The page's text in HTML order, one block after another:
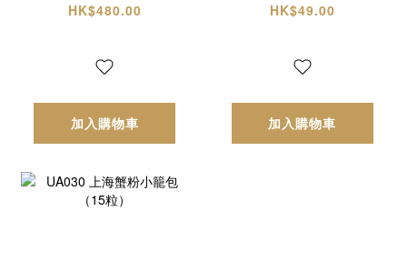
HK$480.00
加入購物車
HK$49.00
加入購物車